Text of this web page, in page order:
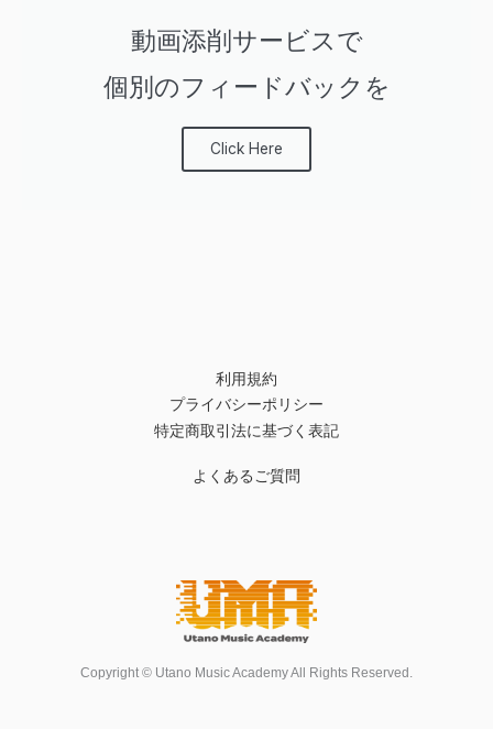
動画添削サービスで
個別のフィードバックを
Click Here
利用規約
プライバシーポリシー
特定商取引法に基づく表記
よくあるご質問
Copyright © Utano Music Academy All Rights Reserved.